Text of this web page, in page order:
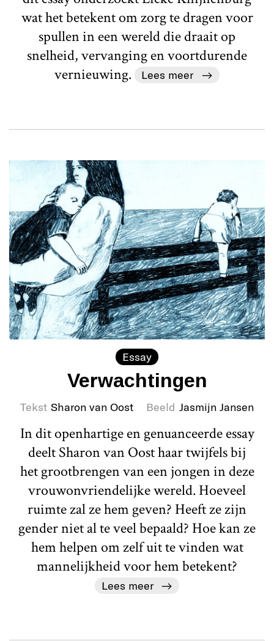
wat het betekent om zorg te dragen voor
spullen in een wereld die draait op
snelheid, vervanging en voortdurende
vernieuwing.
Lees meer
Essay
Verwachtingen
Tekst Sharon van Oost Beeld Jasmijn Jansen
In dit openhartige en genuanceerde essay
deelt Sharon van Oost haar twijfels bij
het grootbrengen van een jongen in deze
vrouwonvriendelijke wereld. Hoeveel
ruimte zal ze hem geven? Heeft ze zijn
gender niet al te veel bepaald? Hoe kan ze
hem helpen om zelf uit te vinden wat
mannelijkheid voor hem betekent?
Lees meer